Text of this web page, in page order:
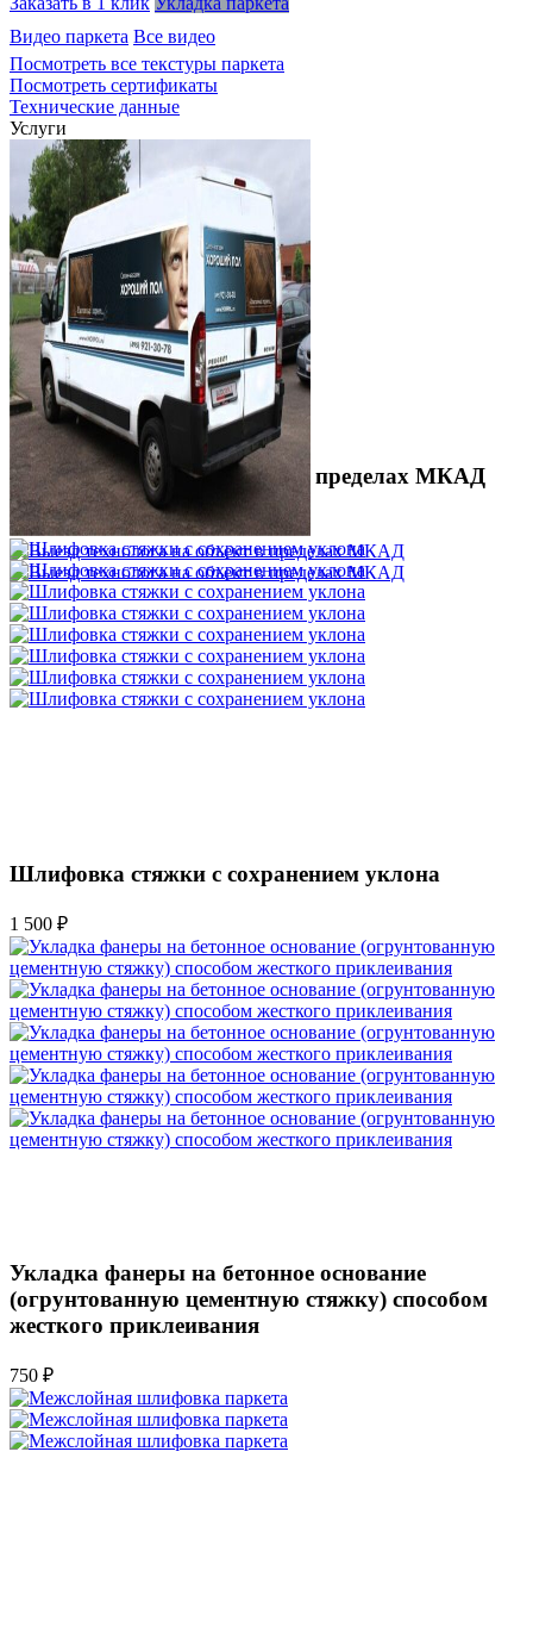
Видео паркета Все видео
Посмотреть все текстуры паркета
Посмотреть сертификаты
Технические данные
Услуги
Выезд технолога на объект в пределах МКАД
3 500 ₽
Шлифовка стяжки с сохранением уклона
1 500 ₽
Укладка фанеры на бетонное основание
(огрунтованную цементную стяжку) способом
жесткого приклеивания
750 ₽